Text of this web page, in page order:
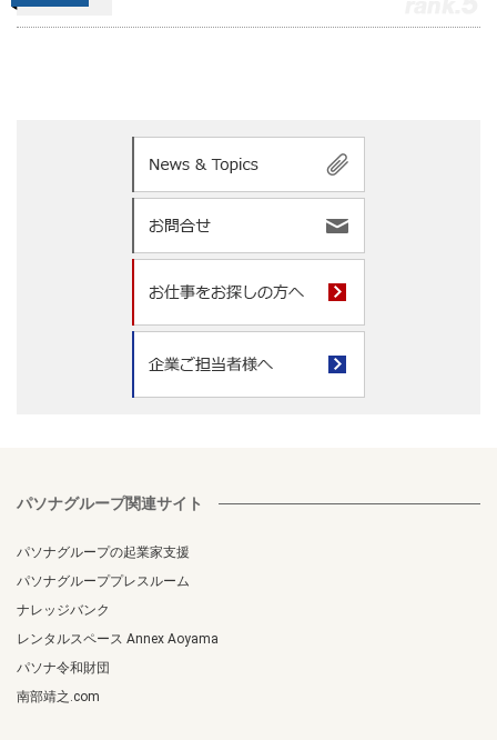
パソナグループ関連サイト
パソナグループの起業家支援
パソナグループプレスルーム
ナレッジバンク
レンタルスペース Annex Aoyama
パソナ令和財団
南部靖之.com